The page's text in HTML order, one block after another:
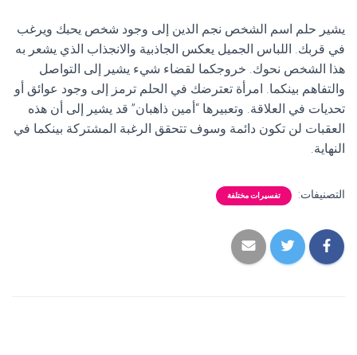
يشير حلم اسم الشخص نجم الدين إلى وجود شخص يحبك ويرغب
في قربك. اللباس الجميل يعكس الجاذبية والانجذاب الذي يشعر به
هذا الشخص نحوك. خروجكما لقضاء شيء يشير إلى التواصل
والتفاهم بينكما. امرأة تعترضك في الحلم ترمز إلى وجود عوائق أو
تحديات في العلاقة. وتعبيرها “أمين ذاهبان” قد يشير إلى أن هذه
العقبات لن تكون دائمة وسوف تتحقق الرغبة المشتركة بينكما في
النهاية.
التصنيفات: تفسيرات مختلفة